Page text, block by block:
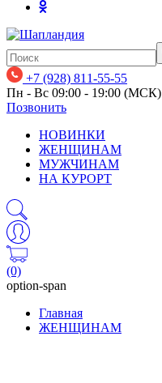
+7 (928) 811-55-55
Пн - Вс 09:00 - 19:00 (МСК)
Позвонить
НОВИНКИ
ЖЕНЩИНАМ
МУЖЧИНАМ
НА КУРОРТ
(0)
option-span
Главная
ЖЕНЩИНАМ